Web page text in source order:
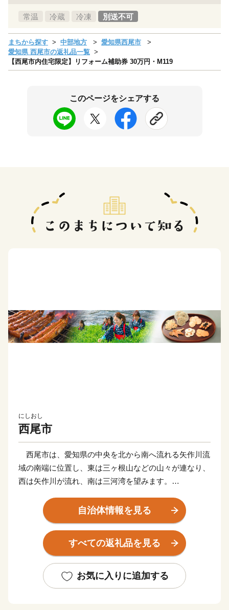
常温 冷蔵 冷凍 別送不可
まちから探す 中部地方
愛知県西尾市
愛知県 西尾市の返礼品一覧
【西尾市内住宅限定】リフォーム補助券 30万円・M119
このページをシェアする
にしおし
西尾市
西尾市は、愛知県の中央を北から南へ流れる矢作川流
域の南端に位置し、東は三ヶ根山などの山々が連なり、
西は矢作川が流れ、南は三河湾を望みます。
条城」は、この地域の拠点として発展を続け、「西尾
城」と改称された江戸時代に城下町が形成されました。
明和元年（1764年）、大給松平家の居城となると、六
万石城下町として商業がさらに賑わいを見せるようにな
れています。
そのような歴史を有する西尾市は、市制を施行した昭
自治体情報を見る
すべての返礼品を見る
お気に入りに追加する